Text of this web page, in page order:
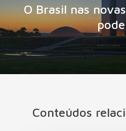
O Brasil nas
Conteúdos